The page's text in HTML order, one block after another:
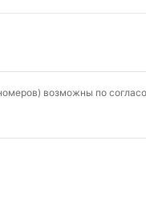
возможны по